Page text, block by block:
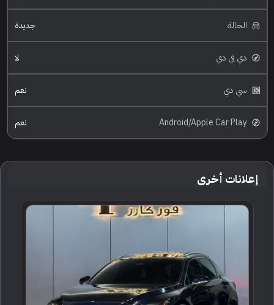
الحالة جديدة
دي في دي لا
سي دي نعم
Android/Apple Car Play نعم
إعلانات أخرى